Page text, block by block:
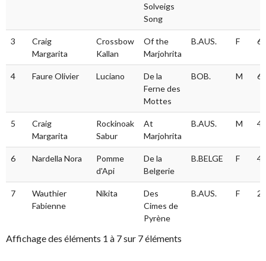
Solveigs
Song
3
Craig
Margarita
Crossbow
Kallan
Of the
Marjohrita
B.AUS. F
4 Faure Olivier Luciano
De la
Ferne des
Mottes
BOB. M
5
Craig
Margarita
Rockinoak
Sabur
At
Marjohrita
B.AUS. M
6 Nardella Nora
Pomme
d'Api
De la
Belgerie
B.BELGE F
7
Wauthier
Fabienne
Nikita
Des
Cimes de
Pyrène
B.AUS. F
Affichage des éléments 1 à 7 sur 7 éléments